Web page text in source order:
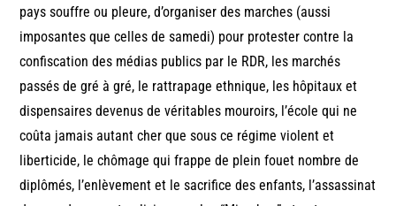
pays souffre ou pleure, d’organiser des marches (aussi
imposantes que celles de samedi) pour protester contre la
confiscation des médias publics par le RDR, les marchés
passés de gré à gré, le rattrapage ethnique, les hôpitaux et
dispensaires devenus de véritables mouroirs, l’école qui ne
coûta jamais autant cher que sous ce régime violent et
liberticide, le chômage qui frappe de plein fouet nombre de
diplômés, l’enlèvement et le sacrifice des enfants, l’assassinat